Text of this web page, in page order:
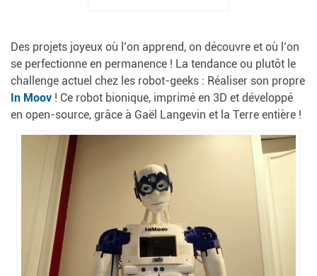
Des projets joyeux où l’on apprend, on découvre et où l’on
se perfectionne en permanence ! La tendance ou plutôt le
challenge actuel chez les robot-geeks : Réaliser son propre
In Moov ! Ce robot bionique, imprimé en 3D et développé
en open-source, grâce à Gaël Langevin et la Terre entière !